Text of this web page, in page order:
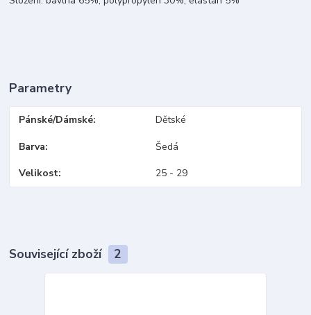
Parametry
Pánské/Dámské Dětské
Barva Šedá
Velikost 25 - 29
Související zboží 2